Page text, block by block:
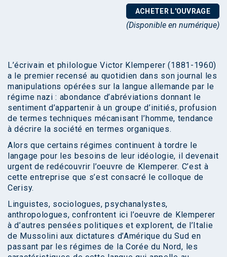
ACHETER L'OUVRAGE
(Disponible en numérique)
L’écrivain et philologue Victor Klemperer (1881-1960)
a le premier recensé au quotidien dans son journal les
manipulations opérées sur la langue allemande par le
régime nazi : abondance d’abréviations donnant le
sentiment d’appartenir à un groupe d’initiés, profusion
de termes techniques mécanisant l’homme, tendance
à décrire la société en termes organiques.
Alors que certains régimes continuent à tordre le
langage pour les besoins de leur idéologie, il devenait
urgent de redécouvrir l’oeuvre de Klemperer. C’est à
cette entreprise que s’est consacré le colloque de
Cerisy.
Linguistes, sociologues, psychanalystes,
anthropologues, confrontent ici l’oeuvre de Klemperer
à d’autres pensées politiques et explorent, de l’Italie
de Mussolini aux dictatures d’Amérique du Sud en
passant par les régimes de la Corée du Nord, les